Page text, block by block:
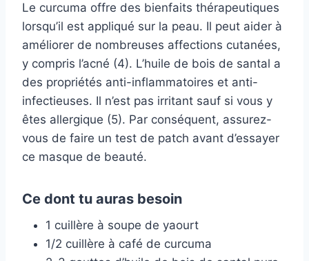
Le curcuma offre des bienfaits thérapeutiques
lorsqu’il est appliqué sur la peau. Il peut aider à
améliorer de nombreuses affections cutanées,
y compris l’acné (4). L’huile de bois de santal a
des propriétés anti-inflammatoires et anti-
infectieuses. Il n’est pas irritant sauf si vous y
êtes allergique (5). Par conséquent, assurez-
vous de faire un test de patch avant d’essayer
ce masque de beauté.
Ce dont tu auras besoin
1 cuillère à soupe de yaourt
1/2 cuillère à café de curcuma